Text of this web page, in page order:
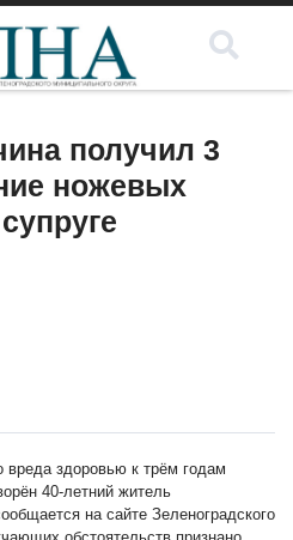
получил 3
ножевых
вреда здоровью к трём годам
40-летний житель
на сайте Зеленоградского